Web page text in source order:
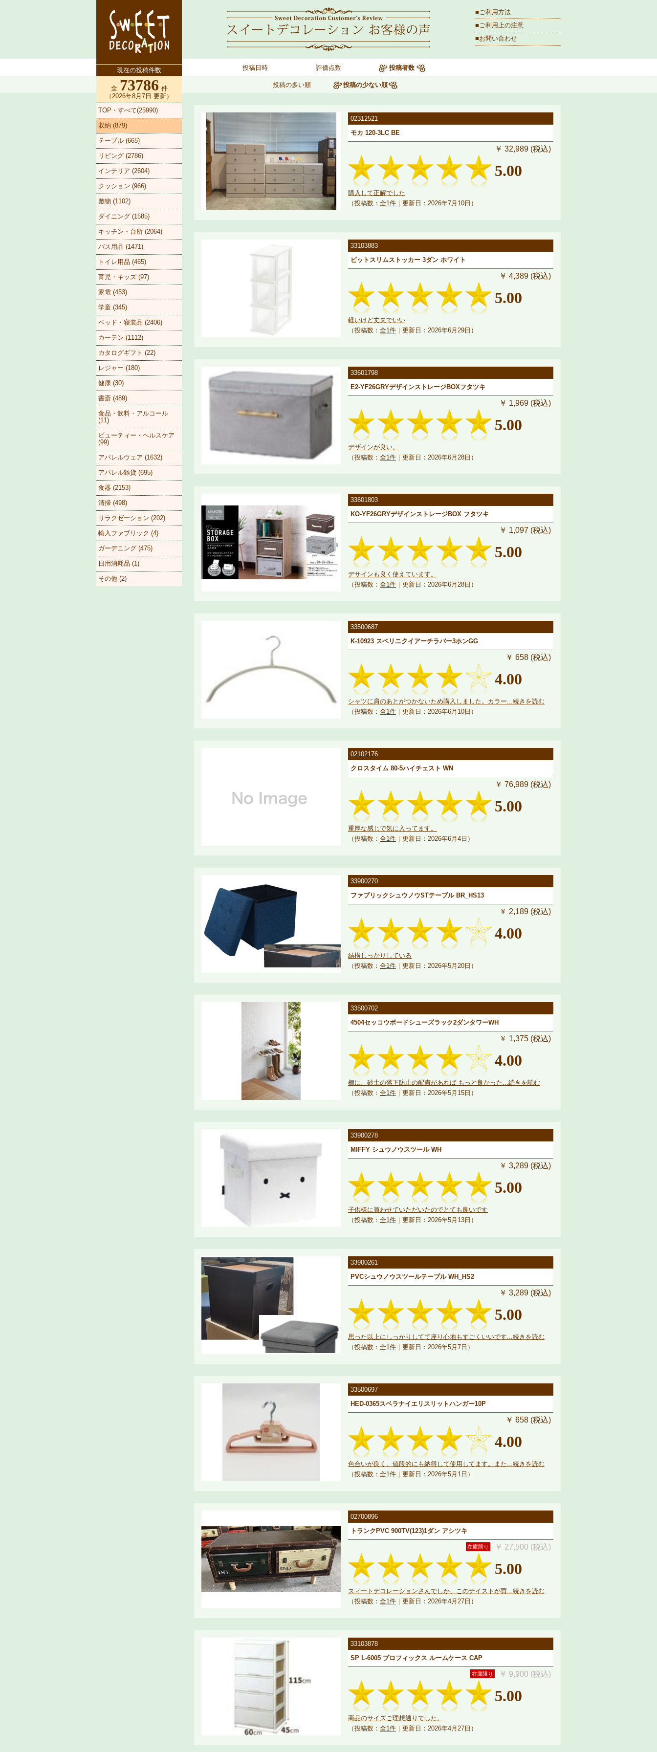
現在の投稿件数
全 73786 件
（2026年8月7日 更新）
TOP・すべて(25990)
収納 (879)
テーブル (665)
リビング (2786)
インテリア (2604)
クッション (966)
敷物 (1102)
ダイニング (1585)
キッチン・台所 (2064)
バス用品 (1471)
トイレ用品 (465)
育児・キッズ (97)
家電 (453)
学童 (345)
ベッド・寝装品 (2406)
カーテン (1112)
カタログギフト (22)
レジャー (180)
健康 (30)
書斎 (489)
食品・飲料・アルコール
(11)
ビューティー・ヘルスケア
(99)
アパレルウェア (1632)
アパレル雑貨 (695)
食器 (2153)
清掃 (498)
リラクゼーション (202)
輸入ファブリック (4)
ガーデニング (475)
日用消耗品 (1)
その他 (2)
■ご利用方法
■ご利用上の注意
■お問い合わせ
投稿日時 評価点数 投稿者数
投稿の多い順 投稿の少ない順
02312521
モカ 120-3LC BE
￥ 32,989 (税込)
5.00
購入して正解でした
（投稿数： 全1件 ｜更新日：2026年7月10日）
33103883
ピットスリムストッカー 3ダン ホワイト
￥ 4,389 (税込)
5.00
軽いけど丈夫でいい
（投稿数： 全1件 ｜更新日：2026年6月29日）
33601798
E2-YF26GRYデザインストレージBOXフタツキ
￥ 1,969 (税込)
5.00
デザインが良い。
（投稿数： 全1件 ｜更新日：2026年6月28日）
33601803
KO-YF26GRYデザインストレージBOX フタツキ
￥ 1,097 (税込)
5.00
デサインも良く使えています。
（投稿数： 全1件 ｜更新日：2026年6月28日）
33500687
K-10923 スベリニクイアーチラバー3ホンGG
￥ 658 (税込)
4.00
シャツに肩のあとがつかないため購入しました。カラー...続きを読む
（投稿数： 全1件 ｜更新日：2026年6月10日）
02102176
クロスタイム 80-5ハイチェスト WN
￥ 76,989 (税込)
5.00
重厚な感じで気に入ってます。
（投稿数： 全1件 ｜更新日：2026年6月4日）
33900270
ファブリックシュウノウSTテーブル BR_HS13
￥ 2,189 (税込)
4.00
結構しっかりしている
（投稿数： 全1件 ｜更新日：2026年5月20日）
33500702
4504セッコウボードシューズラック2ダンタワーWH
￥ 1,375 (税込)
4.00
棚に、砂土の落下防止の配慮があれば もっと良かった...続きを読む
（投稿数： 全1件 ｜更新日：2026年5月15日）
33900278
MIFFY シュウノウスツール WH
￥ 3,289 (税込)
5.00
子供様に買わせていただいたのでとても良いです
（投稿数： 全1件 ｜更新日：2026年5月13日）
33900261
PVCシュウノウスツールテーブル WH_HS2
￥ 3,289 (税込)
5.00
思った以上にしっかりしてて座り心地もすごくいいです...続きを読む
（投稿数： 全1件 ｜更新日：2026年5月7日）
33500697
HED-0365スベラナイエリスリットハンガー10P
￥ 658 (税込)
4.00
色合いが良く、値段的にも納得して使用してます。また...続きを読む
（投稿数： 全1件 ｜更新日：2026年5月1日）
02700896
トランクPVC 900TV(123)1ダン アシツキ
在庫限り ￥ 27,500 (税込)
5.00
スィートデコレーションさんでしか、このテイストが買...続きを読む
（投稿数： 全1件 ｜更新日：2026年4月27日）
33103878
SP L-6005 プロフィックス ルームケース CAP
在庫限り ￥ 9,900 (税込)
5.00
商品のサイズご理想通りでした。
（投稿数： 全1件 ｜更新日：2026年4月27日）